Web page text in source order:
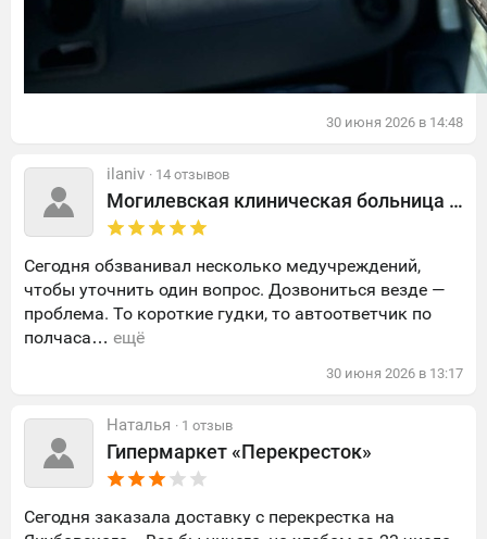
30 июня 2026 в 14:48
ilaniv · 14 отзывов
Могилевская клиническая больница скорой медицинской помощи
Сегодня обзванивал несколько медучреждений,
чтобы уточнить один вопрос. Дозвониться везде —
проблема. То короткие гудки, то автоответчик по
полчаса… ещё
30 июня 2026 в 13:17
Наталья · 1 отзыв
Гипермаркет «Перекресток»
Сегодня заказала доставку с перекрестка на